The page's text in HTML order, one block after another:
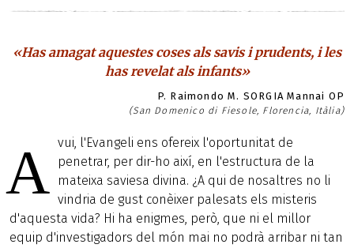
«Has amagat aquestes coses als savis i prudents, i les
has revelat als infants»
P. Raimondo M. SORGIA Mannai OP
(San Domenico di Fiesole, Florencia, Itàlia)
A vui, l'Evangeli ens ofereix l'oportunitat de
penetrar, per dir-ho així, en l'estructura de la
mateixa saviesa divina. ¿A qui de nosaltres no li
vindria de gust conèixer palesats els misteris
d'aquesta vida? Hi ha enigmes, però, que ni el millor
equip d'investigadors del món mai no podrà arribar ni tan